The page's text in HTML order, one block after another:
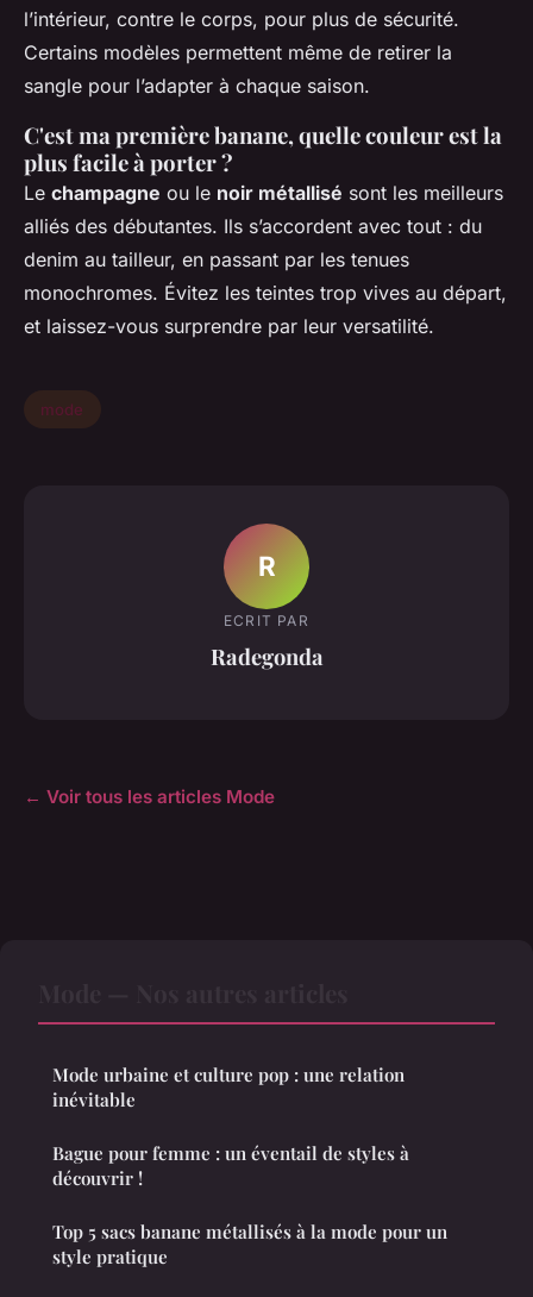
l’intérieur, contre le corps, pour plus de sécurité.
Certains modèles permettent même de retirer la
sangle pour l’adapter à chaque saison.
C'est ma première banane, quelle couleur est la
plus facile à porter ?
Le champagne ou le noir métallisé sont les meilleurs
alliés des débutantes. Ils s’accordent avec tout : du
denim au tailleur, en passant par les tenues
monochromes. Évitez les teintes trop vives au départ,
et laissez-vous surprendre par leur versatilité.
mode
R
ECRIT PAR
Radegonda
← Voir tous les articles Mode
Mode urbaine et culture pop : une relation
inévitable
Bague pour femme : un éventail de styles à
découvrir !
Top 5 sacs banane métallisés à la mode pour un
style pratique